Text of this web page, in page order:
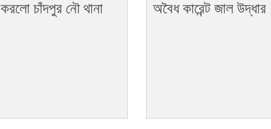
করলো চাঁদপুর নৌ থানা
অবৈধ কারেন্ট জাল উদ্ধার